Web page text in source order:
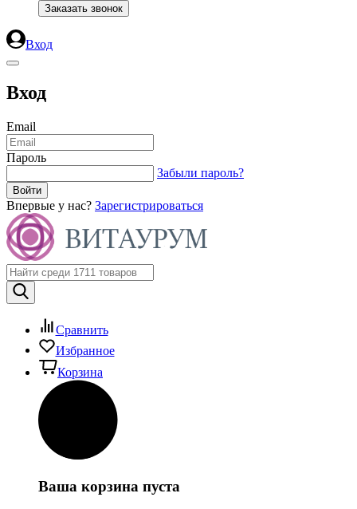
Заказать звонок
Вход
Вход
Email
Пароль
Забыли пароль?
Впервые у нас? Зарегистрироваться
Сравнить
Избранное
Корзина
Ваша корзина пуста